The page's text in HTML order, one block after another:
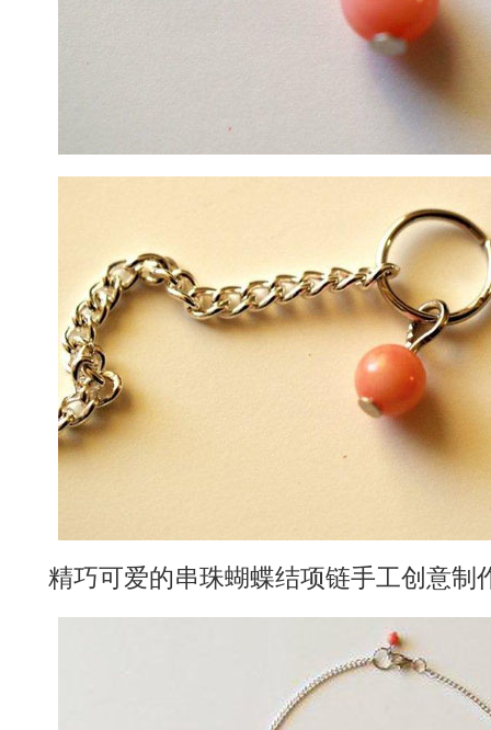
精巧可爱的串珠蝴蝶结项链手工创意制